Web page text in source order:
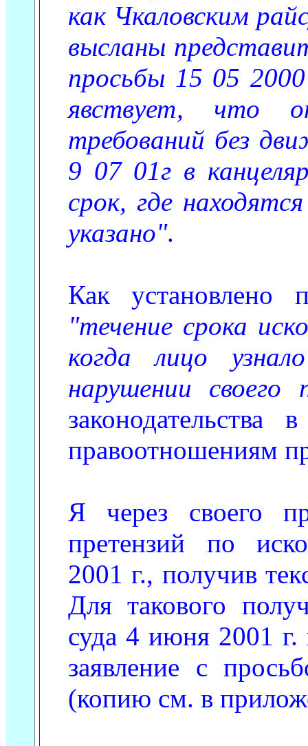
как Чкаловским
высланы
просьбы 15 05
явствует, что
требований без
9 07 01г в
срок, где
указано".
Как
"течение срока
когда лицо
нарушении своего
правоотношениям
Я через своего
претензий по
2001 г., получив
Для такового
суда 4 июня 2001 г.
заявление с
(копию см. в